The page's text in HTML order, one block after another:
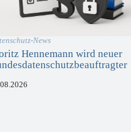
News
Hennemann wird neuer